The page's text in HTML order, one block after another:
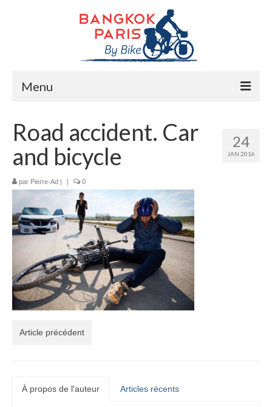
Menu
Préparation bike trip
La route
Mes rencontres
Me soutenir
24
JAN 2016
Road accident. Car
and bicycle
par Pierre-Ad | | 0
Article précédent
À propos de l'auteur Articles récents